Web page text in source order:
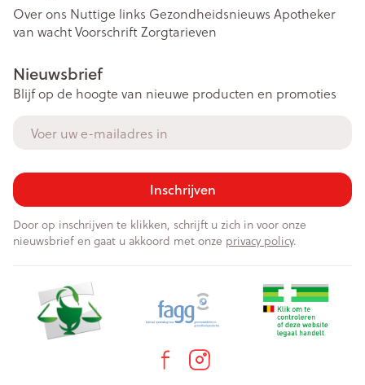
Over ons Nuttige links Gezondheidsnieuws Apotheker
van wachtVoorschriftZorgtarieven
Nieuwsbrief
Blijf op de hoogte van nieuwe producten en promoties
Inschrijven
Door op inschrijven te klikken, schrijft u zich in voor onze
nieuwsbrief en gaat u akkoord met onze privacy policy.